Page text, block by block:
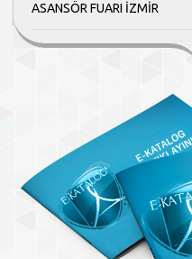
ASANSÖR FUARI İZMİR